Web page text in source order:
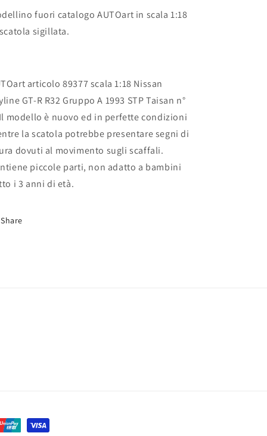
A
1993
A
1993
fuori catalogo AUTOart in scala 1:18
sigillata.
articolo 89377 scala 1:18 Nissan
GT-R R32 Gruppo A 1993 STP Taisan n°
Il modello è nuovo ed in perfette condizioni
la scatola potrebbe presentare segni di
dovuti al movimento sugli scaffali.
piccole parti, non adatto a bambini
i 3 anni di età.
Share